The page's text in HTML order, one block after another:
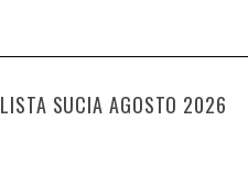
LISTA SUCIA AGOSTO 2026